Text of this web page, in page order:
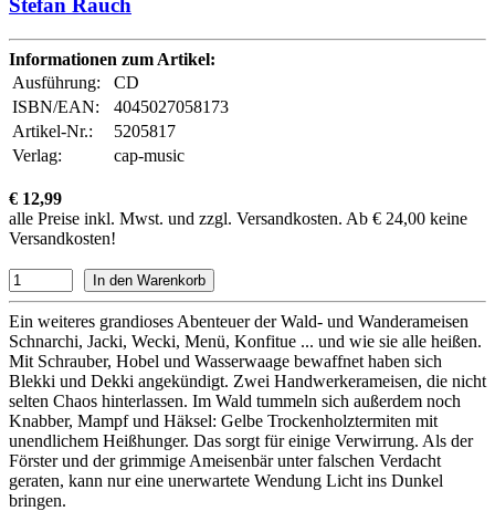
Stefan Rauch
Informationen zum Artikel:
Ausführung:
CD
ISBN/EAN:
4045027058173
Artikel-Nr.:
5205817
Verlag:
cap-music
€ 12,99
alle Preise inkl. Mwst. und zzgl. Versandkosten. Ab € 24,00 keine
Versandkosten!
Ein weiteres grandioses Abenteuer der Wald- und Wanderameisen
Schnarchi, Jacki, Wecki, Menü, Konfitue ... und wie sie alle heißen.
Mit Schrauber, Hobel und Wasserwaage bewaffnet haben sich
Blekki und Dekki angekündigt. Zwei Handwerkerameisen, die nicht
selten Chaos hinterlassen. Im Wald tummeln sich außerdem noch
Knabber, Mampf und Häksel: Gelbe Trockenholztermiten mit
unendlichem Heißhunger. Das sorgt für einige Verwirrung. Als der
Förster und der grimmige Ameisenbär unter falschen Verdacht
geraten, kann nur eine unerwartete Wendung Licht ins Dunkel
bringen.